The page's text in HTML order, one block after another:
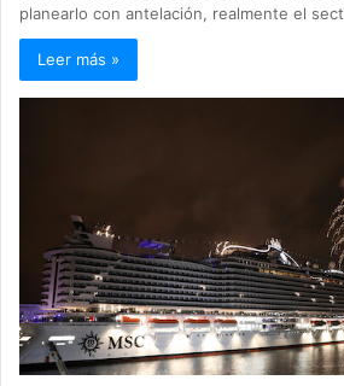
planearlo con antelación, realmente el
Leer más »